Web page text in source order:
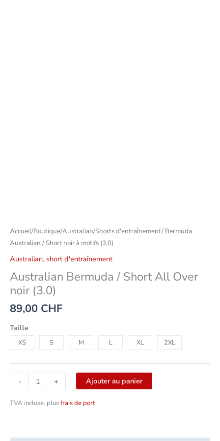
Accueil/Boutique/Australian/Shorts d'entraînement/ Bermuda
Australian / Short noir à motifs (3,0)
Australian, short d'entraînement
Australian Bermuda / Short All Over
noir (3.0)
89,00 CHF
Taille
XS S M L XL 2XL
- + Ajouter au panier
TVA incluse. plusfrais de port